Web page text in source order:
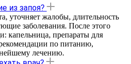
из запоя?
уточняет жалобы, длительность
заболевания. После этого
капельница, препараты для
по питанию,
лечению.